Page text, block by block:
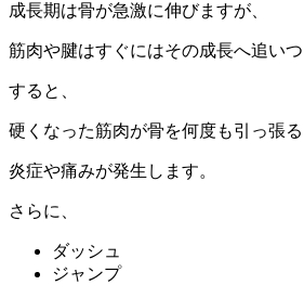
成長期は骨が急激に伸びますが、
筋肉や腱はすぐにはその成長へ追いつ
すると、
硬くなった筋肉が骨を何度も引っ張る
炎症や痛みが発生します。
さらに、
ダッシュ
ジャンプ